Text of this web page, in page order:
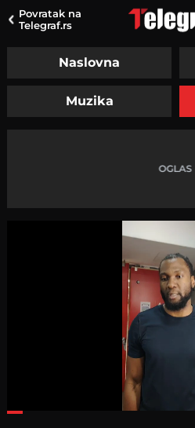
Povratak na
Telegraf.rs
Naslovna
Muzika